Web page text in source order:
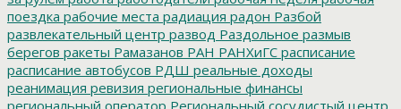
поездка рабочие места радиация радон Разбой
развлекательный центр развод Раздольное размыв
берегов ракеты Рамазанов РАН РАНХиГС расписание
расписание автобусов РДШ реальные доходы
реанимация ревизия региональные финансы
региональный оператор Региональный сосудистый центр